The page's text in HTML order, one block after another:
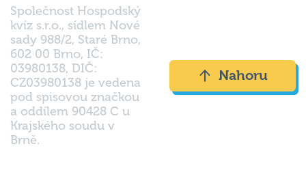
Společnost Hospodský
kvíz s.r.o., sídlem Nové
sady 988/2, Staré Brno,
602 00 Brno, IČ:
03980138, DIČ:
CZ03980138 je vedena
pod spisovou značkou
a oddílem 90428 C u
Krajského soudu v
Brně.
Nahoru